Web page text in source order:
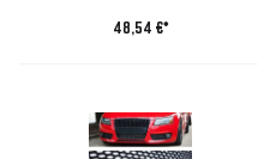
48,54 €*